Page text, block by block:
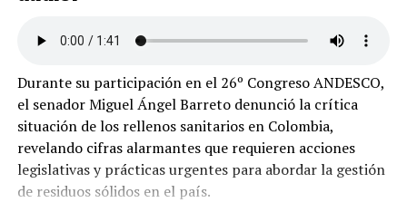
Durante su participación en el 26º Congreso ANDESCO,
el senador Miguel Ángel Barreto denunció la crítica
situación de los rellenos sanitarios en Colombia,
revelando cifras alarmantes que requieren acciones
legislativas y prácticas urgentes para abordar la gestión
de residuos sólidos en el país.